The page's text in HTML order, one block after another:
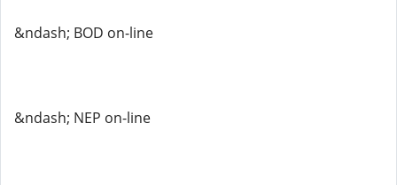
&ndash; BOD on-line
&ndash; NEP on-line